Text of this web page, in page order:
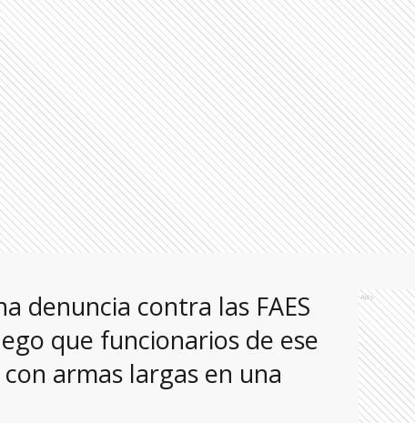
denuncia contra las FAES
que funcionarios de ese
armas largas en una
Ads